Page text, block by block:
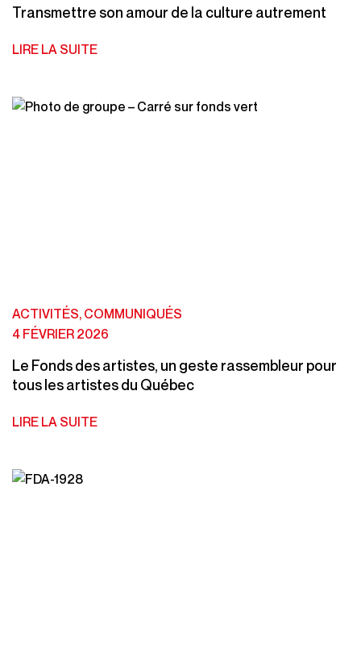
Transmettre son amour de la culture autrement
LIRE LA SUITE
ACTIVITÉS, COMMUNIQUÉS
4 FÉVRIER 2026
Le Fonds des artistes, un geste rassembleur pour
tous les artistes du Québec
LIRE LA SUITE